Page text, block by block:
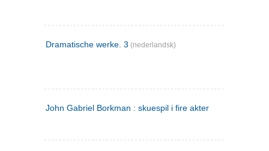
Dramatische werke. 3 (nederlandsk)
John Gabriel Borkman : skuespil i fire akter